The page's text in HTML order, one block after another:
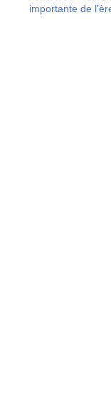
importante de